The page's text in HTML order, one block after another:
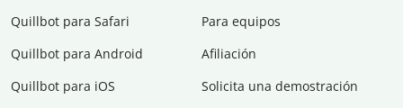
Quillbot para Safari
Quillbot para Android
Quillbot para iOS
Para equipos
Afiliación
Solicita una demostración